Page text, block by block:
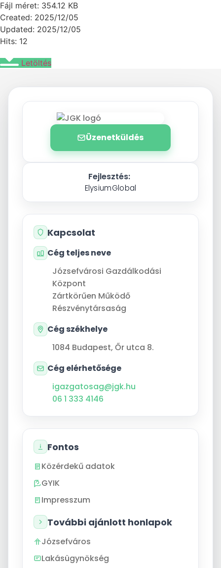
Fájl méret: 354.12 KB
Created: 2025/12/05
Updated: 2025/12/05
Hits: 12
Letöltés
Üzenetküldés
Fejlesztés:
ElysiumGlobal
Kapcsolat
Cég teljes neve
Józsefvárosi Gazdálkodási
Központ
Zártkörűen Működő
Részvénytársaság
Cég székhelye
1084 Budapest, Őr utca 8.
Cég elérhetősége
igazgatosag@jgk.hu
06 1 333 4146
Fontos
Közérdekű adatok
GYIK
Impresszum
További ajánlott honlapok
Józsefváros
Lakásügynökség